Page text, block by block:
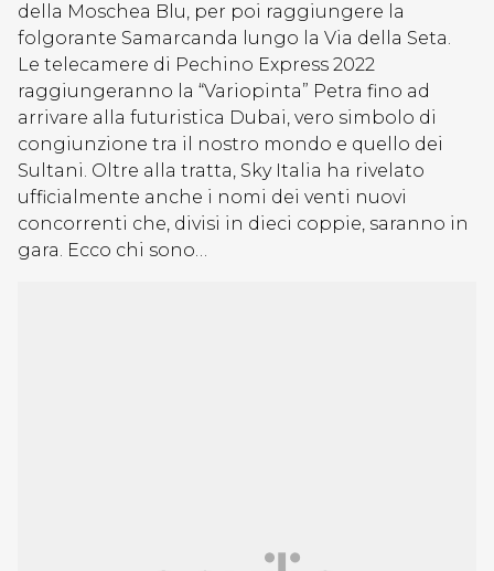
della Moschea Blu, per poi raggiungere la
folgorante Samarcanda lungo la Via della Seta.
Le telecamere di Pechino Express 2022
raggiungeranno la “Variopinta” Petra fino ad
arrivare alla futuristica Dubai, vero simbolo di
congiunzione tra il nostro mondo e quello dei
Sultani. Oltre alla tratta, Sky Italia ha rivelato
ufficialmente anche i nomi dei venti nuovi
concorrenti che, divisi in dieci coppie, saranno in
gara. Ecco chi sono…